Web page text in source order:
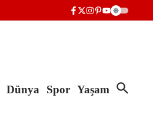
Dünya Spor Yaşam